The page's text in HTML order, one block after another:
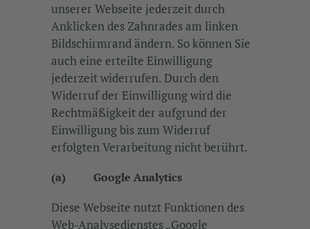
unserer Webseite jederzeit durch
Anklicken des Zahnrades am linken
Bildschirmrand ändern. So können Sie
auch eine erteilte Einwilligung
jederzeit widerrufen. Durch den
Widerruf der Einwilligung wird die
Rechtmäßigkeit der aufgrund der
Einwilligung bis zum Widerruf
erfolgten Verarbeitung nicht berührt.
(a) Google Analytics
Diese Webseite nutzt Funktionen des
Web-Analysedienstes „Google